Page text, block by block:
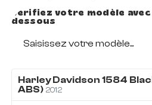
Vérifiez votre modèle
dessous
Saisissez votre modèle...
Harley Davidson 1584
ABS) 2012